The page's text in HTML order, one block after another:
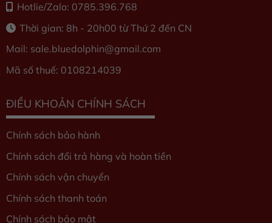
Hotlie/Zalo: 0785.396.768
Thời gian: 8h - 20h00 từ Thứ 2 đến CN
Mail: sale.bluedolphin@gmail.com
Mã số thuế: 0108214039
ĐIỀU KHOẢN CHÍNH SÁCH
Chính sách bảo hành
Chính sách đổi trả hàng và hoàn tiền
Chính sách vận chuyển
Chính sách thanh toán
Chính sách bảo mật